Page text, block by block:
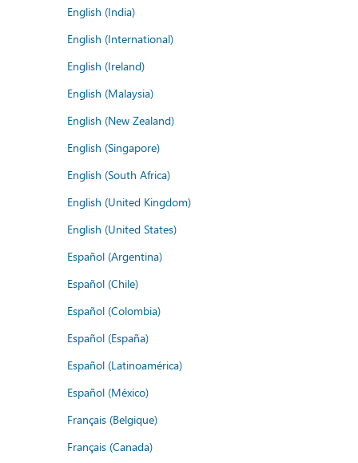
English (India)
English (International)
English (Ireland)
English (Malaysia)
English (New Zealand)
English (Singapore)
English (South Africa)
English (United Kingdom)
English (United States)
Español (Argentina)
Español (Chile)
Español (Colombia)
Español (España)
Español (Latinoamérica)
Español (México)
Français (Belgique)
Français (Canada)